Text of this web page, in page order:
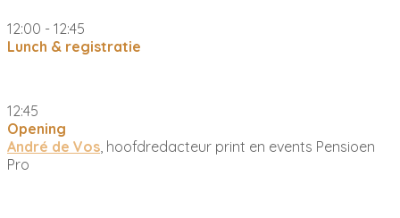
12:00 - 12:45
Lunch & registratie
12:45
Opening
André de Vos , hoofdredacteur print en events Pensioen
Pro